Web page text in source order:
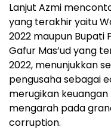
Lanjut Azmi
yang terakhir yaitu
2022 maupun Bupati
Gafur Mas’ud yang
2022, menunjukkan
pengusaha sebagai
merugikan
mengarah pada
corruption.